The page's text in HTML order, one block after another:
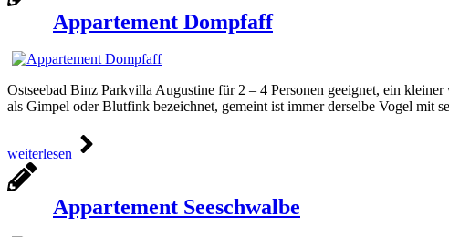
Appartement Dompfaff
Ostseebad Binz Parkvilla Augustine für 2 – 4 Personen geeignet, ein
als Gimpel oder Blutfink bezeichnet, gemeint ist immer derselbe Vogel
weiterlesen
Appartement Seeschwalbe